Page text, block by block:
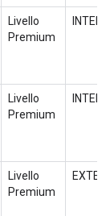
Livello
Premium
Livello
Premium
Livello
Premium